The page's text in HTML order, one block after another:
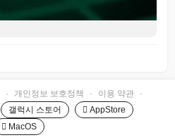
· 개인정보 보호정책 · 이용 약관
·
갤럭시 스토어
 AppStore
 MacOS